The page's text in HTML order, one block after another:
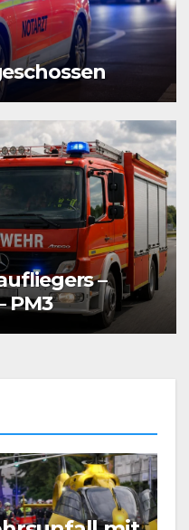
–
PM3